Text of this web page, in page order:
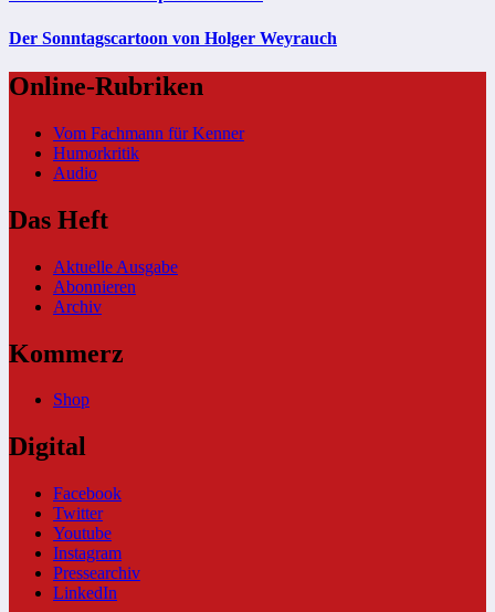
Der Sonntagscartoon von Holger Weyrauch
Online-Rubriken
Vom Fachmann für Kenner
Humorkritik
Audio
Das Heft
Aktuelle Ausgabe
Abonnieren
Archiv
Kommerz
Shop
Digital
Facebook
Twitter
Youtube
Instagram
Pressearchiv
LinkedIn